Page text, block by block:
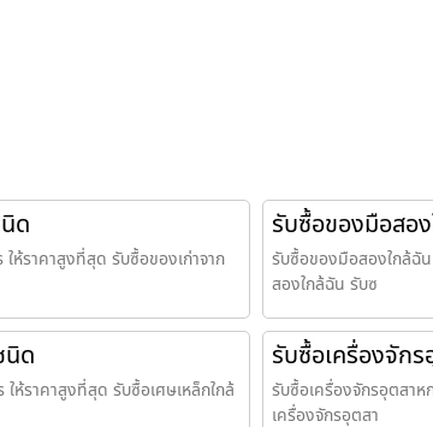
ด
ห้ราคาสูงที่สุด รับซื้อของเก่าจาก
รับซื้อของมือสอ
รับซื้อของมือสองใกล้ฉั
สองใกล้ฉัน รับซ
นิด
ห้ราคาสูงที่สุด รับซื้อเศษเหล็กใกล้
รับซื้อเครื่องจัก
รับซื้อเครื่องจักรอุตสา
เครื่องจักรอุตสา